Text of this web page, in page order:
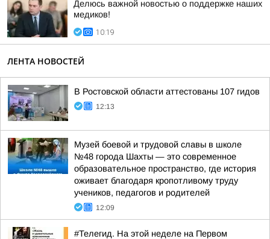
Делюсь важной новостью о поддержке наших
медиков!
10:19
ЛЕНТА НОВОСТЕЙ
В Ростовской области аттестованы 107 гидов
12:13
Музей боевой и трудовой славы в школе
№48 города Шахты — это современное
образовательное пространство, где история
оживает благодаря кропотливому труду
учеников, педагогов и родителей
12:09
#Телегид. На этой неделе на Первом